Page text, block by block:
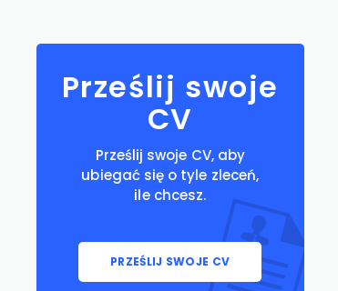
Prześlij swoje
CV
Prześlij swoje CV, aby
ubiegać się o tyle zleceń,
ile chcesz.
PRZEŚLIJ SWOJE CV